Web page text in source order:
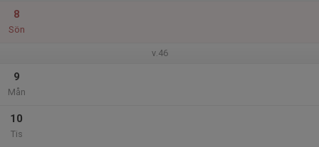
8
Sön
v.46
9
Mån
10
Tis